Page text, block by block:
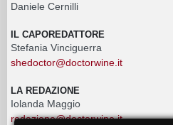
Daniele Cernilli
IL CAPOREDATTORE
Stefania Vinciguerra
shedoctor@doctorwine.it
LA REDAZIONE
Iolanda Maggio
redazione@doctorwine.it